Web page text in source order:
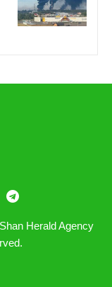
Herald Agency